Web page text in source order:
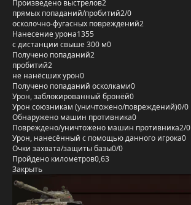
Произведено выстрелов2
прямых попаданий/пробитий2/0
осколочно-фугасных повреждений2
Нанесение урона1355
с дистанции свыше 300 м0
Получено попаданий2
пробитий2
не нанёсших урон0
Получено попаданий осколками0
Урон, заблокированный бронёй0
Урон союзникам (уничтожено/повреждений)0/0
Обнаружено машин противника0
Повреждено/уничтожено машин противника2/0
Урон, нанесённый с помощью данного игрока0
Очки захвата/защиты базы0/0
Пройдено километров0,63
Закрыть